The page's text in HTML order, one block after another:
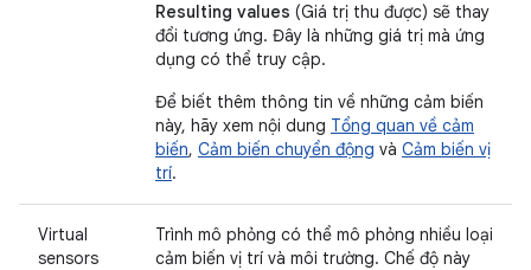
Resulting values (Giá trị thu được) sẽ thay
đổi tương ứng. Đây là những giá trị mà ứng
dụng có thể truy cập.
Để biết thêm thông tin về những cảm biến
này, hãy xem nội dung Tổng quan về cảm
biến, Cảm biến chuyển động và Cảm biến vị
trí.
Virtual
sensors
Trình mô phỏng có thể mô phỏng nhiều loại
cảm biến vị trí và môi trường. Chế độ này